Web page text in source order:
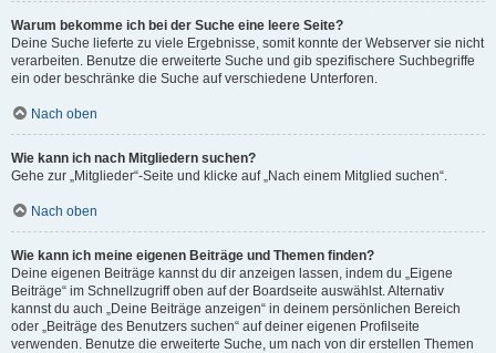
Warum bekomme ich bei der Suche eine leere Seite?
Deine Suche lieferte zu viele Ergebnisse, somit konnte der Webserver sie nicht
verarbeiten. Benutze die erweiterte Suche und gib spezifischere Suchbegriffe
ein oder beschränke die Suche auf verschiedene Unterforen.
Nach oben
Wie kann ich nach Mitgliedern suchen?
Gehe zur „Mitglieder“-Seite und klicke auf „Nach einem Mitglied suchen“.
Nach oben
Wie kann ich meine eigenen Beiträge und Themen finden?
Deine eigenen Beiträge kannst du dir anzeigen lassen, indem du „Eigene
Beiträge“ im Schnellzugriff oben auf der Boardseite auswählst. Alternativ
kannst du auch „Deine Beiträge anzeigen“ in deinem persönlichen Bereich
oder „Beiträge des Benutzers suchen“ auf deiner eigenen Profilseite
verwenden. Benutze die erweiterte Suche, um nach von dir erstellen Themen